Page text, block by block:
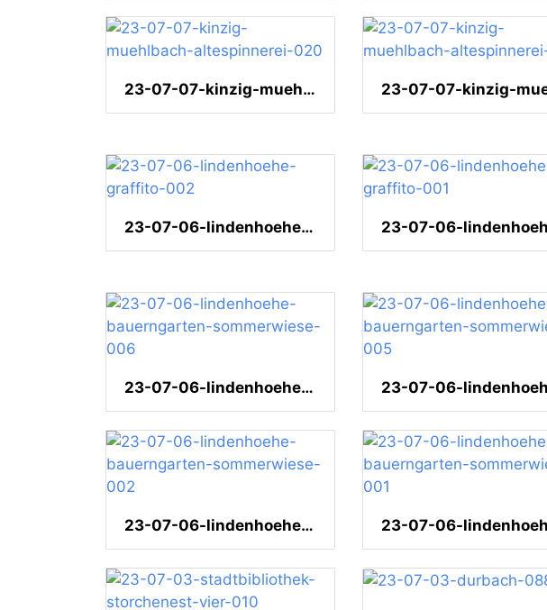
23-07-07-kinzig-muehlbach-altespinnerei-020
23-07-06-lindenhoehe-graffito-002
23-07-06-lindenhoehe-bauerngarten-sommerwiese-006
23-07-06-lindenhoehe-bauerngarten-sommerwiese-002